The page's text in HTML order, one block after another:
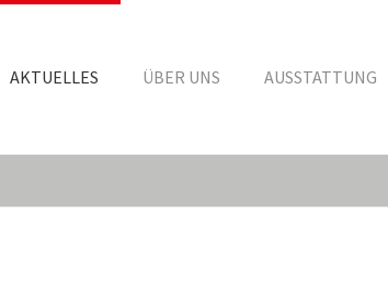
AKTUELLES ÜBER UNS AUSSTATTUNG